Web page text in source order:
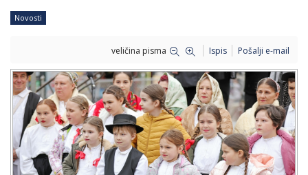
Novosti
veličina pisma Ispis Pošalji e-mail